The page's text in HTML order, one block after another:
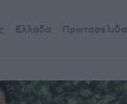
Ελλάδα Πρωτοσέλιδα